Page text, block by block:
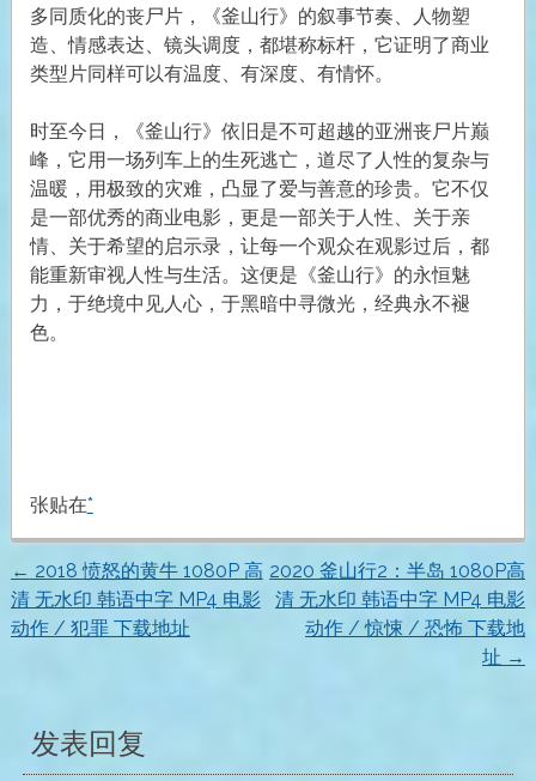
多同质化的丧尸片，《釜山行》的叙事节奏、人物塑
造、情感表达、镜头调度，都堪称标杆，它证明了商业
类型片同样可以有温度、有深度、有情怀。
时至今日，《釜山行》依旧是不可超越的亚洲丧尸片巅
峰，它用一场列车上的生死逃亡，道尽了人性的复杂与
温暖，用极致的灾难，凸显了爱与善意的珍贵。它不仅
是一部优秀的商业电影，更是一部关于人性、关于亲
情、关于希望的启示录，让每一个观众在观影过后，都
能重新审视人性与生活。这便是《釜山行》的永恒魅
力，于绝境中见人心，于黑暗中寻微光，经典永不褪
色。
张贴在*
文
章
航
← 2018 愤怒的黄牛 1080P 高
清 无水印 韩语中字 MP4 电影
动作 / 犯罪 下载地址
2020 釜山行2：半岛 1080P高
清 无水印 韩语中字 MP4 电影
动作 / 惊悚 / 恐怖 下载地
址 →
发表回复